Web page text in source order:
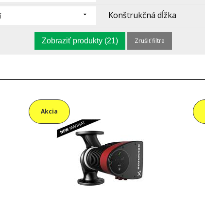
Konštrukčná dĺžka
Zobraziť produkty (21) Zrušiť filtre
Akcia